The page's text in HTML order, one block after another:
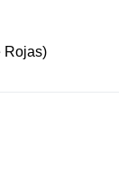
Rojas)